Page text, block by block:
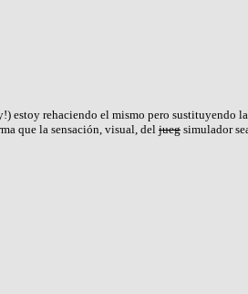
estoy rehaciendo el mismo pero sustituyendo
que la sensación, visual, del jueg simulador